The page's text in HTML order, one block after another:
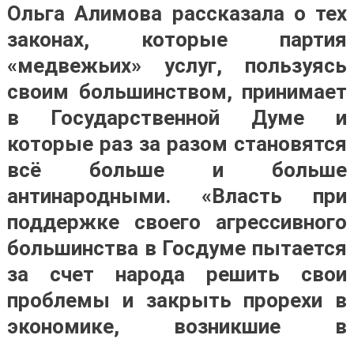
Ольга Алимова рассказала о тех
законах, которые партия
«медвежьих» услуг, пользуясь
своим большинством, принимает
в Государственной Думе и
которые раз за разом становятся
всё больше и больше
антинародными. «Власть при
поддержке своего агрессивного
большинства в Госдуме пытается
за счет народа решить свои
проблемы и закрыть прорехи в
экономике, возникшие в